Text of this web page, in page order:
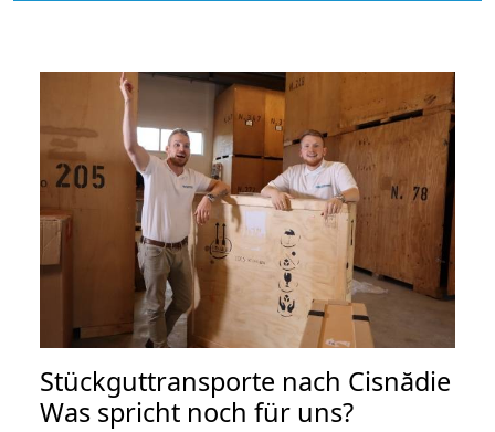
Stückguttransporte nach Cisnădie
Was spricht noch für uns?